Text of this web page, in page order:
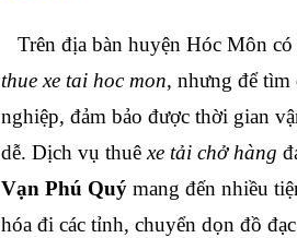
Trên địa bàn huyện Hóc Môn
thue xe tai hoc mon, nhưng để
nghiệp, đảm bảo được thời gian
dễ. Dịch vụ thuê xe tải chở hàng
Vạn Phú Quý mang đến nhiều
hóa đi các tỉnh, chuyển dọn đồ